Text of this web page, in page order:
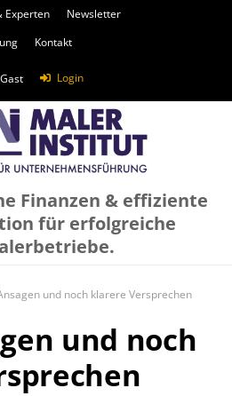
Experten
Newsletter
Kontakt
Gast Login
Finanzen & effiziente
für erfolgreiche
und noch klarere Versprechen
und noch